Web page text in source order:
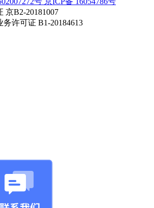
京B2-20181007
许可证 B1-20184613